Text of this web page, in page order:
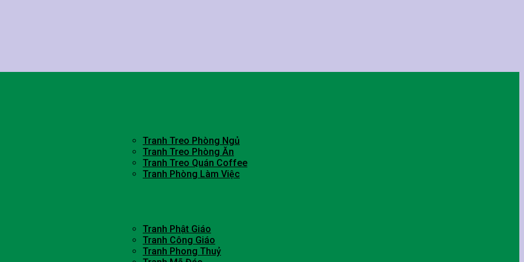
Tranh Treo Phòng Ngủ
Tranh Treo Phòng Ăn
Tranh Treo Quán Coffee
Tranh Phòng Làm Việc
Tranh Phật Giáo
Tranh Công Giáo
Tranh Phong Thuỷ